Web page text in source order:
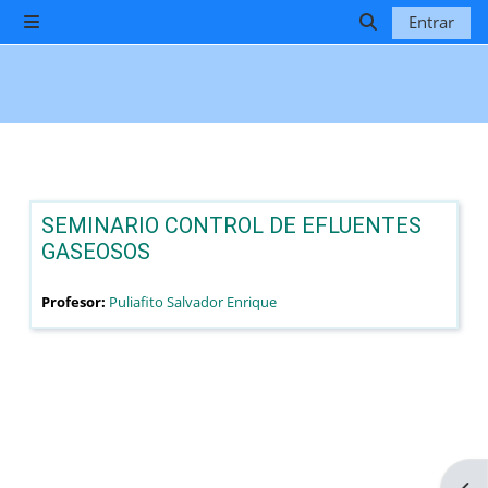
Salta al contenido principal
Panel lateral
Selector de
Entrar
SEMINARIO CONTROL DE EFLUENTES
GASEOSOS
Profesor: Puliafito Salvador Enrique